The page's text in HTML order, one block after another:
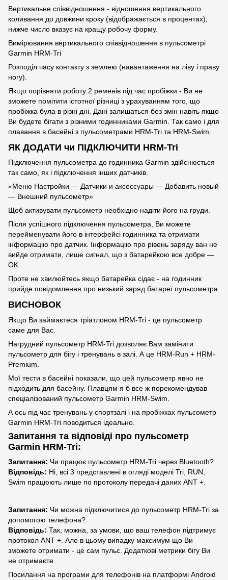
Вертикальне співвідношення - відношення вертикального
коливання до довжини кроку (відображається в процентах);
нижче число вказує на кращу робочу форму.
Вимірювання вертикального співвідношення в пульсометрі
Garmin HRM-Tri
Розподіл часу контакту з землею (навантаження на ліву і праву
ногу).
Якщо порівняти роботу 2 ременів під час пробіжки - Ви не
зможете помітити істотної різниці з урахуванням того, що
пробіжка була в різні дні. Дані залишаться без змін навіть якщо
Ви будете бігати з різними годинниками Garmin. Так само і для
плавання в басейні з пульсометрами HRM-Tri та HRM-Swim.
ЯК ДОДАТИ чи ПІДКЛЮЧИТИ HRM-Tri
Підключення пульсометра до годинника Garmin здійснюється
так само, як і підключення інших датчиків.
«Меню Настройки — Датчики и аксессуары — Добавить новый
— Внешний пульсометр»
Щоб активувати пульсометр необхідно надіти його на груди.
Після успішного підключення пульсометра, Ви можете
перейменувати його в інтерфейсі годинника та отримати
інформацію про датчик. Інформацію про рівень заряду ван не
вийде отримати, лише сигнал, що з батарейкою все добре —
ОК.
Проте не хвилюйтесь якщо батарейка сідає - на годинник
прийде повідомлення про низький заряд батареї пульсометра.
ВИСНОВОК
Якщо Ви займаєтеся тріатлоном HRM-Tri - це пульсометр
саме для Вас.
Нагрудний пульсометр HRM-Tri дозволяє Вам замінити
пульсометр для бігу і тренувань в залі. А це HRM-Run + HRM-
Premium.
Мої тести в басейні показали, що цей пульсометр явно не
підходить для басейну. Плавцям я б все ж порекомендував
спеціалізований пульсометр Garmin HRM-Swim.
А ось під час тренувань у спортзалі і на пробіжках пульсометр
Garmin HRM-Tri поводиться ідеально.
Запитання та відповіді про пульсометр
Garmin HRM-Tri:
Запитання: Чи працює пульсометр HRM-Tri через Bluetooth?
Відповідь: Ні, всі 3 представлені в огляді моделі Tri, RUN,
Swim працюють лише по протоколу передачі даних ANT +.
Запитання: Чи можна підключитися до пульсометр HRM-Tri за
допомогою телефона?
Відповідь: Так, можна, за умови, що ваш телефон підтримує
протокол ANT +. Але в цьому випадку максимум що Ви
зможете отримати - це сам пульс. Додаткові метрики бігу Ви
не отримаєте.
Посилання на програми для телефонів на платформі Android